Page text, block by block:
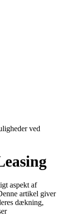
aspekt af
artikel giver
dækning,